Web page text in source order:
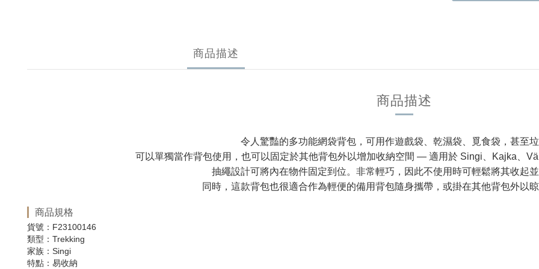
商品描述
商品描述
令人驚豔的多功能網袋背包，可用作遊戲袋、乾濕袋、覓食袋，甚至
可以單獨當作背包使用，也可以固定於其他背包外以增加收納空間 — 適用於 Singi、Kajka、
抽繩設計可將內在物件固定到位。非常輕巧，因此不使用時可輕鬆將其收起
同時，這款背包也很適合作為輕便的備用背包隨身攜帶，或掛在其他背包外以
商品規格
貨號：F23100146
類型：Trekking
家族：Singi
特點：易收納